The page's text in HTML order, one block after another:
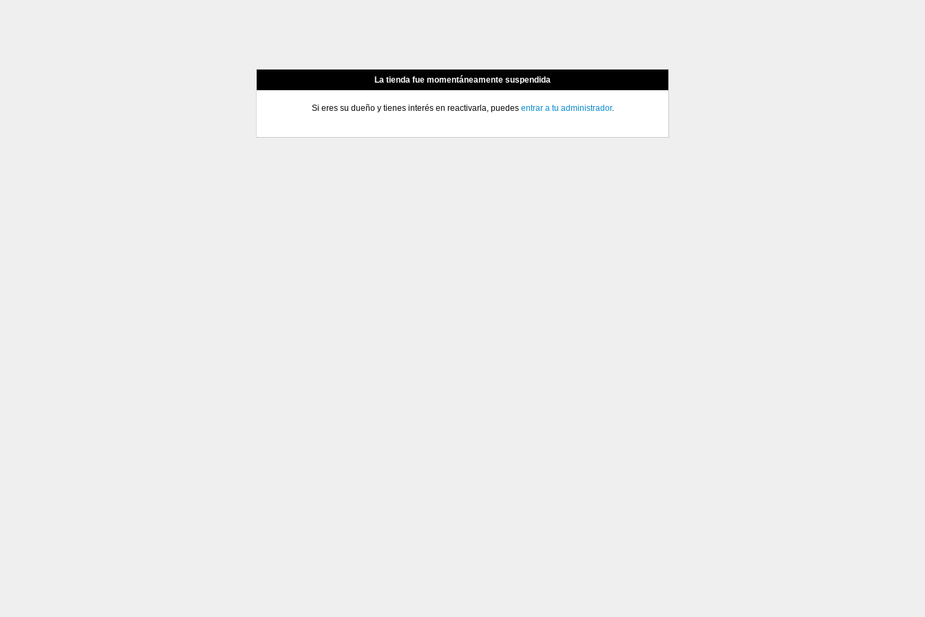
La tienda fue momentáneamente suspendida
Si eres su dueño y tienes interés en reactivarla, puedes entrar a tu administrador.